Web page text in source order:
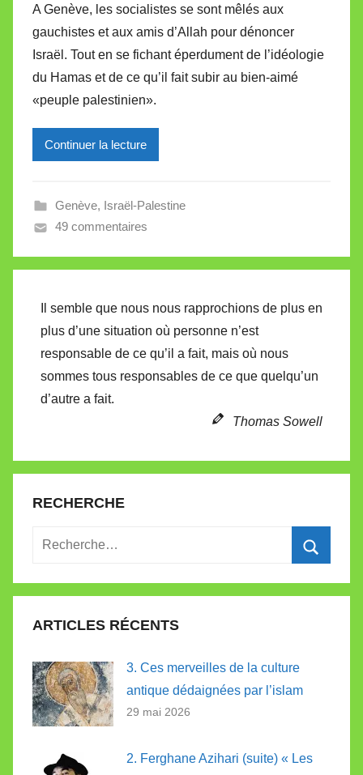
r
M
i
r
e
l
V
l
t
e
A Genève, les socialistes se sont mêlés aux
gauchistes et aux amis d’Allah pour dénoncer
Israël. Tout en se fichant éperdument de l’idéologie
du Hamas et de ce qu’il fait subir au bien-aimé
«peuple palestinien».
Continuer la lecture
Genève, Israël-Palestine
49 commentaires
Il semble que nous nous rapprochions de plus en
plus d’une situation où personne n’est
responsable de ce qu’il a fait, mais où nous
sommes tous responsables de ce que quelqu’un
d’autre a fait.
Thomas Sowell
RECHERCHE
Recherche
:
ARTICLES RÉCENTS
3. Ces merveilles de la culture
antique dédaignées par l’islam
29 mai 2026
2. Ferghane Azihari (suite) « Les